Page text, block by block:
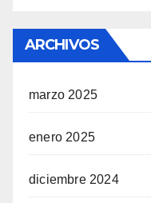
ARCHIVOS
marzo 2025
enero 2025
diciembre 2024